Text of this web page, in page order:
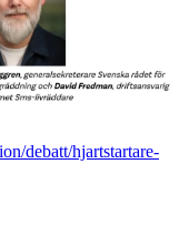
debatt/hjartstartare-